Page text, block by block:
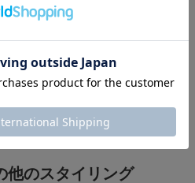
タグ
他のスタイリング